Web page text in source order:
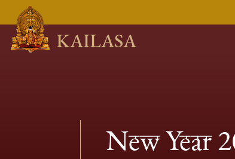
KAILASA
New Year